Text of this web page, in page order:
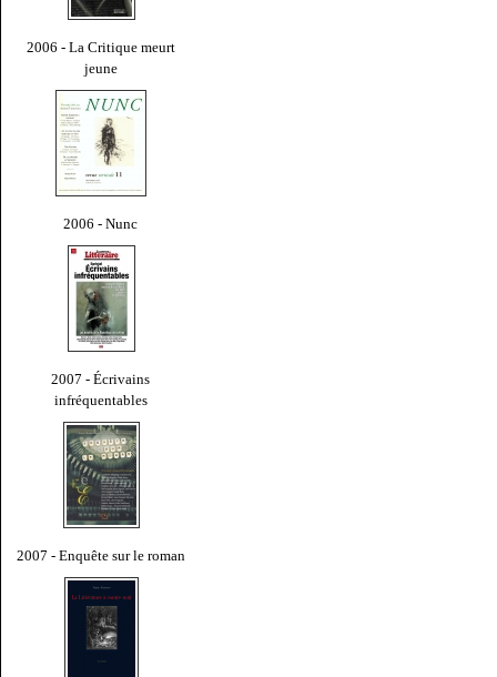
2006 - La Critique meurt
jeune
2006 - Nunc
2007 - Écrivains
infréquentables
2007 - Enquête sur le roman